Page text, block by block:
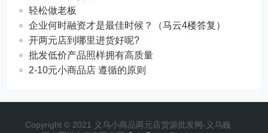
轻松做老板
企业何时融资才是最佳时候？（马云4楼答复）
开两元店到哪里进货好呢?
批发低价产品照样拥有高质量
2-10元小商品店 遵循的原则
Copyright © 2021 义乌小商品两元店货源批发网-义乌巍